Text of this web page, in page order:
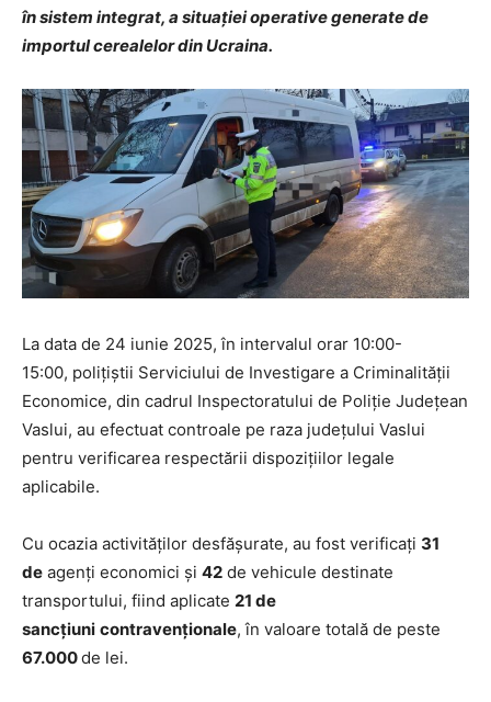
în sistem integrat, a situației operative generate de
importul cerealelor din Ucraina.
La data de 24 iunie 2025, în intervalul orar 10:00-
15:00, polițiștii Serviciului de Investigare a Criminalităţii
Economice, din cadrul Inspectoratului de Poliție Județean
Vaslui, au efectuat controale pe raza județului Vaslui
pentru verificarea respectării dispozițiilor legale
aplicabile.
Cu ocazia activităților desfășurate, au fost verificați 31
de agenți economici și 42 de vehicule destinate
transportului, fiind aplicate 21 de
sancțiuni contravenționale, în valoare totală de peste
67.000de lei.